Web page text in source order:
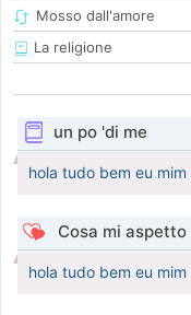
Mosso dall'amore
La religione
un po 'di me
hola tudo bem eu mim
Cosa mi
hola tudo bem eu mim